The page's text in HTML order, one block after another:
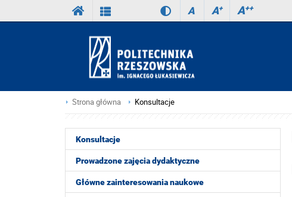
A A+ A++
Strona główna Konsultacje
Konsultacje
Prowadzone zajęcia dydaktyczne
Główne zainteresowania naukowe